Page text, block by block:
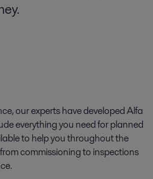
our experts have developed Alfa
everything you need for planned
to help you throughout the
commissioning to inspections